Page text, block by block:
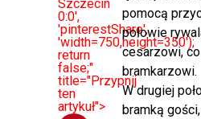
Szczecin
0:0',
'pinterestShare',
'width=750,height=350');
return
false;"
title="Przypnij
ten
artykuł">
pomocą
połowie
cesarzowi,
bramkarzowi.
W drugiej
bramką